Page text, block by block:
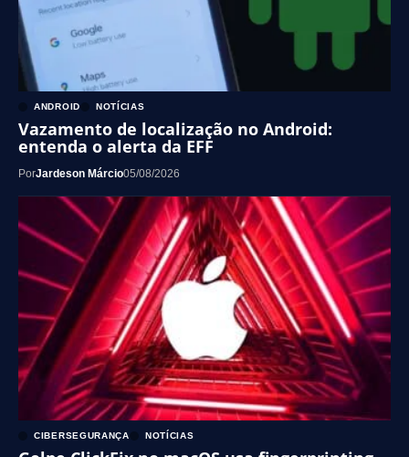
ANDROID NOTÍCIAS
Vazamento de localização no Android:
entenda o alerta da EFF
PorJardeson Márcio05/08/2026
CIBERSEGURANÇA NOTÍCIAS